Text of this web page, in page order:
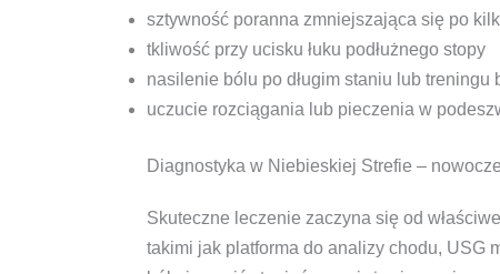
sztywność poranna zmniejszająca się po
tkliwość przy ucisku łuku podłużnego stopy
nasilenie bólu po długim staniu lub treningu
uczucie rozciągania lub pieczenia w
Diagnostyka w Niebieskiej Strefie –
Skuteczne leczenie zaczyna się od
takimi jak platforma do analizy chodu, USG